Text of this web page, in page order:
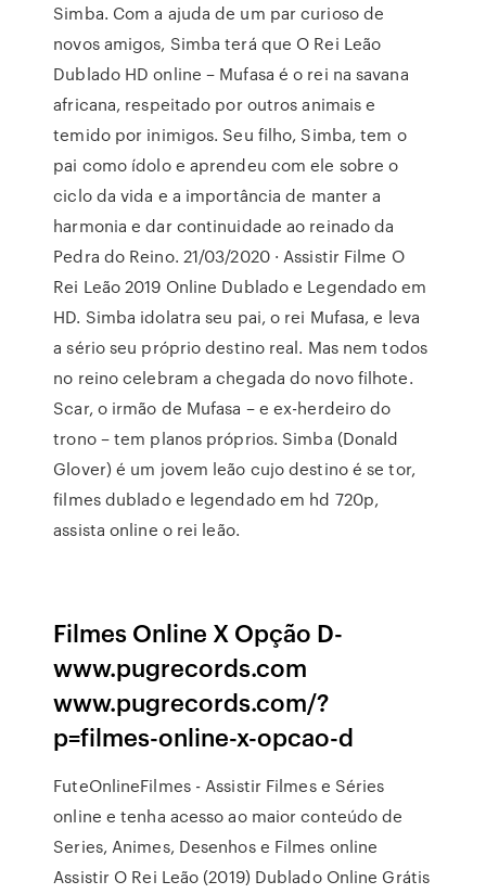
Simba. Com a ajuda de um par curioso de
novos amigos, Simba terá que O Rei Leão
Dublado HD online – Mufasa é o rei na savana
africana, respeitado por outros animais e
temido por inimigos. Seu filho, Simba, tem o
pai como ídolo e aprendeu com ele sobre o
ciclo da vida e a importância de manter a
harmonia e dar continuidade ao reinado da
Pedra do Reino. 21/03/2020 · Assistir Filme O
Rei Leão 2019 Online Dublado e Legendado em
HD. Simba idolatra seu pai, o rei Mufasa, e leva
a sério seu próprio destino real. Mas nem todos
no reino celebram a chegada do novo filhote.
Scar, o irmão de Mufasa – e ex-herdeiro do
trono – tem planos próprios. Simba (Donald
Glover) é um jovem leão cujo destino é se tor,
filmes dublado e legendado em hd 720p,
assista online o rei leão.
Filmes Online X Opção D-
www.pugrecords.com
www.pugrecords.com/?
p=filmes-online-x-opcao-d
FuteOnlineFilmes - Assistir Filmes e Séries
online e tenha acesso ao maior conteúdo de
Series, Animes, Desenhos e Filmes online
Assistir O Rei Leão (2019) Dublado Online Grátis